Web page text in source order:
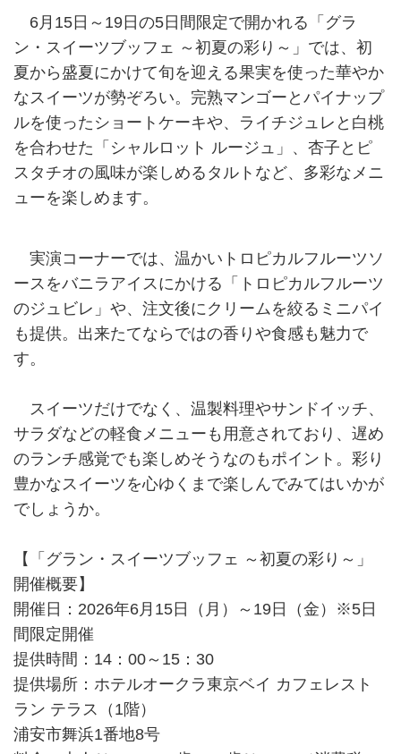
6月15日～19日の5日間限定で開かれる「グラ
ン・スイーツブッフェ ～初夏の彩り～」では、初
夏から盛夏にかけて旬を迎える果実を使った華やか
なスイーツが勢ぞろい。完熟マンゴーとパイナップ
ルを使ったショートケーキや、ライチジュレと白桃
を合わせた「シャルロット ルージュ」、杏子とピ
スタチオの風味が楽しめるタルトなど、多彩なメニ
ューを楽しめます。
実演コーナーでは、温かいトロピカルフルーツソ
ースをバニラアイスにかける「トロピカルフルーツ
のジュビレ」や、注文後にクリームを絞るミニパイ
も提供。出来たてならではの香りや食感も魅力で
す。
スイーツだけでなく、温製料理やサンドイッチ、
サラダなどの軽食メニューも用意されており、遅め
のランチ感覚でも楽しめそうなのもポイント。彩り
豊かなスイーツを心ゆくまで楽しんでみてはいかが
でしょうか。
【「グラン・スイーツブッフェ ～初夏の彩り～」
開催概要】
開催日：2026年6月15日（月）～19日（金）※5日
間限定開催
提供時間：14：00～15：30
提供場所：ホテルオークラ東京ベイ カフェレスト
ラン テラス（1階）
浦安市舞浜1番地8号